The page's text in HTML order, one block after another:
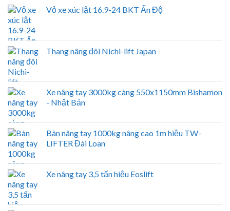
Vỏ xe xúc lật 16.9-24 BKT Ấn Độ
Thang nâng đôi Nichi-lift Japan
Xe nâng tay 3000kg càng 550x1150mm Bishamon
- Nhật Bản
Bàn nâng tay 1000kg nâng cao 1m hiệu TW-
LIFTER Đài Loan
Xe nâng tay 3,5 tấn hiệu Eoslift